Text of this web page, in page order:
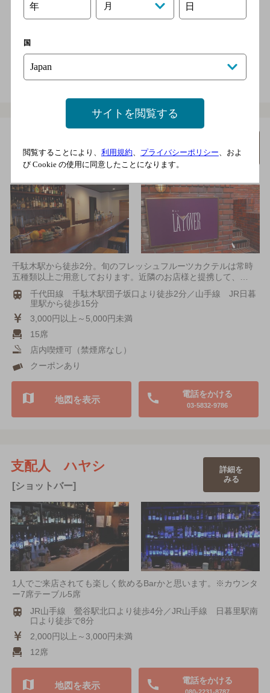
2,000円以上～3,000円未満
40席
店内喫煙可（禁煙席なし）
電話をかける
03-3893-2288
[モルト・ラム・フレッシュフルーツカクテ
ル]
みる
千駄木駅から徒歩2分。旬のフレッシュフルーツカクテルは常時
五種類以上ご用意しております。近隣のお店様と提携して、…
千代田線 千駄木駅団子坂口より徒歩2分／山手線 JR日暮
里駅から徒歩15分
3,000円以上～5,000円未満
15席
店内喫煙可（禁煙席なし）
クーポンあり
電話をかける
03-5832-9786
地図を表示
支配人 ハヤシ
[ショットバー]
詳細を
みる
1人でご来店されても楽しく飲めるBarかと思います。※カウンタ
ー7席テーブル5席
JR山手線 鶯谷駅北口より徒歩4分／JR山手線 日暮里駅南
口より徒歩で8分
2,000円以上～3,000円未満
12席
電話をかける
地図を表示
年 月 日
国
サイトを閲覧する
閲覧することにより、 利用規約、 プライバシーポリシー、およ
び Cookie の使用に同意したことになります。